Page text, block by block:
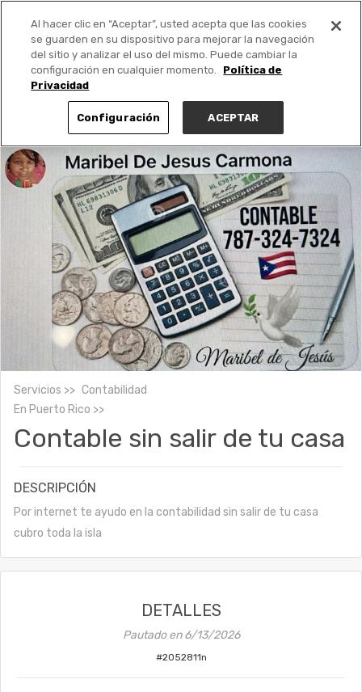
PUBLICA GRATIS +
Servicios
Contabilidad
En Puerto Rico
Contable sin salir de tu casa
DESCRIPCIÓN
Por internet te ayudo en la contabilidad sin salir de tu casa
cubro toda la isla
DETALLES
Pautado en6/13/2026
#2052811n
Al hacer clic en “Aceptar”, usted acepta que las cookies
se guarden en su dispositivo para mejorar la navegación
del sitio y analizar el uso del mismo. Puede cambiar la
configuración en cualquier momento.
Política de
Privacidad
Configuración ACEPTAR